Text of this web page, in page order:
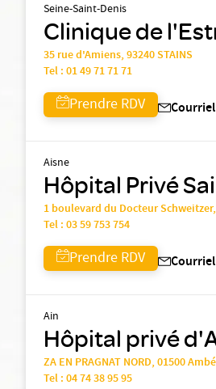
Seine-Saint-Denis
Clinique de
35 rue d'Amiens, 93240 STAINS
Tel :01 49 71 71 71
Prendre RDV Courriel
Aisne
Hôpital Privé
1 boulevard du Docteur Schweitzer,
Tel :03 59 753 754
Prendre RDV Courriel
Ain
Hôpital privé
ZA EN PRAGNAT NORD, 01500
Tel :04 74 38 95 95